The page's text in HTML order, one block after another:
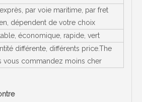
exprès, par voie maritime, par fret
dépendent de votre choix
économique, rapide, vert
différente, différents price.The
vous commandez moins cher